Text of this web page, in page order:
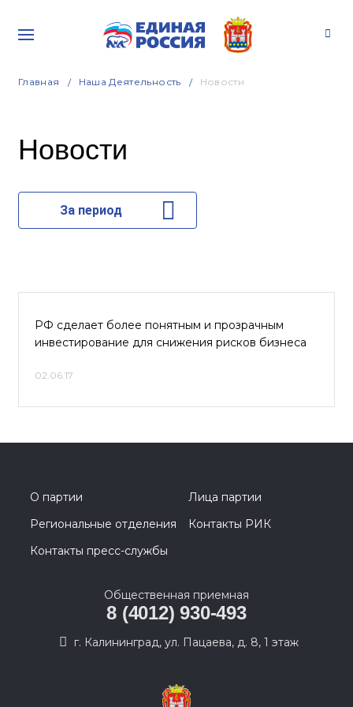
Главная Наша Деятельность Новости
Новости
За период
РФ сделает более понятным и прозрачным
инвестирование для снижения рисков бизнеса
02.06.17
О партии
Лица партии
Региональные отделения
Контакты РИК
Контакты пресс-службы
Общественная приемная
8 (4012) 930-493
г. Калининград, ул. Пацаева, д. 8, 1 этаж